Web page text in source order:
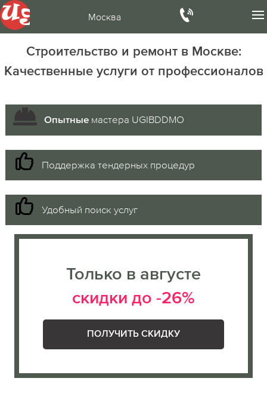
Москва
Строительство и ремонт в Москве:
Качественные услуги от профессионалов
Опытныемастера UGIBDDMO
Поддержка тендерных процедур
Удобный поиск услуг
Только в августе
скидки до -26%
ПОЛУЧИТЬ СКИДКУ